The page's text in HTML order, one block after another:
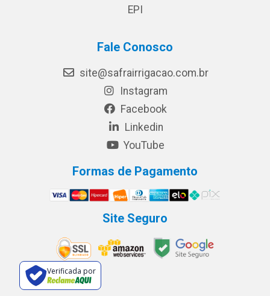
EPI
Fale Conosco
site@safrairrigacao.com.br
Instagram
Facebook
Linkedin
YouTube
Formas de Pagamento
Site Seguro
Verificada por